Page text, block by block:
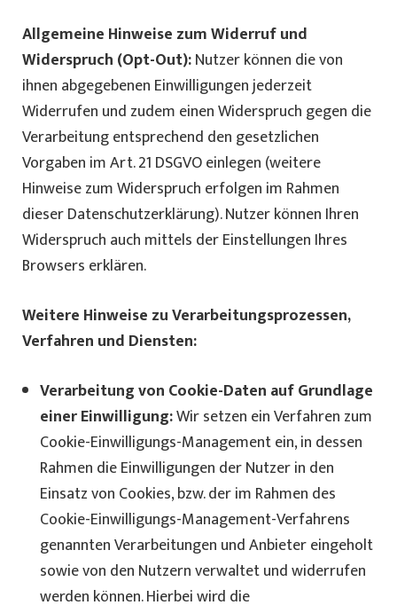
Allgemeine Hinweise zum Widerruf und
Widerspruch (Opt-Out):Nutzer können die von
ihnen abgegebenen Einwilligungen jederzeit
Widerrufen und zudem einen Widerspruch gegen die
Verarbeitung entsprechend den gesetzlichen
Vorgaben im Art. 21 DSGVO einlegen (weitere
Hinweise zum Widerspruch erfolgen im Rahmen
dieser Datenschutzerklärung). Nutzer können Ihren
Widerspruch auch mittels der Einstellungen Ihres
Browsers erklären.
Weitere Hinweise zu Verarbeitungsprozessen,
Verfahren und Diensten:
Verarbeitung von Cookie-Daten auf Grundlage
einer Einwilligung:Wir setzen ein Verfahren zum
Cookie-Einwilligungs-Management ein, in dessen
Rahmen die Einwilligungen der Nutzer in den
Einsatz von Cookies, bzw. der im Rahmen des
Cookie-Einwilligungs-Management-Verfahrens
genannten Verarbeitungen und Anbieter eingeholt
sowie von den Nutzern verwaltet und widerrufen
werden können. Hierbei wird die